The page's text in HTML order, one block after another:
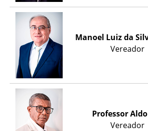
Manoel Luiz da
Vereador
Professor Aldo
Vereador